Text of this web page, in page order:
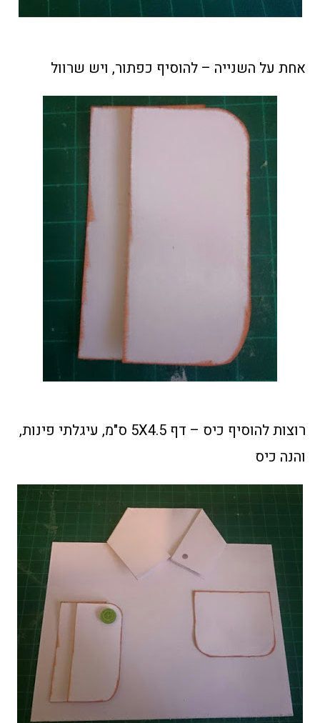
אחת על השנייה – להוסיף כפתור, ויש שרוול
רוצות להוסיף כיס – דף 5X4.5 ס"מ, עיגלתי פינות,
והנה כיס